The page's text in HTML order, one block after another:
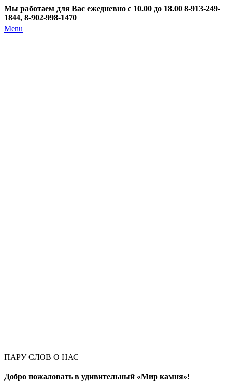
Мы работаем для Вас ежедневно с 10.00 до 18.00 8-913-249-
1844, 8-902-998-1470
Menu
ПАРУ СЛОВ О НАС
Добро пожаловать в удивительный «Мир камня»!